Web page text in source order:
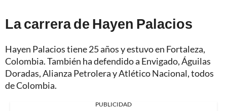
La carrera de Hayen Palacios
Hayen Palacios tiene 25 años y estuvo en Fortaleza,
Colombia. También ha defendido a Envigado, Águilas
Doradas, Alianza Petrolera y Atlético Nacional, todos
de Colombia.
PUBLICIDAD